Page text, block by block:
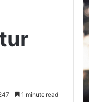
1 minute read